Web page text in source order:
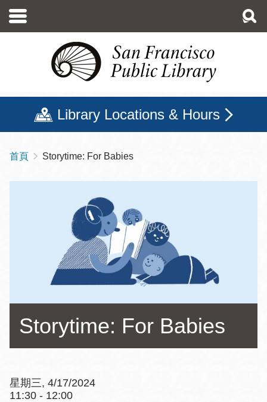
至
Library Locations & Hours
導
航
首頁 Storytime: For Babies
Storytime: For Babies
星期三, 4/17/2024
11:30 - 12:00